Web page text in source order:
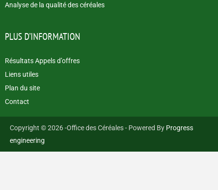
Analyse de la qualité des céréales
PLUS D’INFORMATION
Résultats Appels d’offres
Liens utiles
Plan du site
Contact
Copyright © 2026 -Office des Céréales - Powered By Progress
engineering